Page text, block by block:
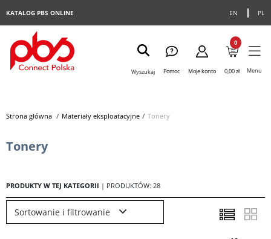
EN PL
KATALOG PBS ONLINE
Wyszukaj Pomoc Moje konto
0
0,00 zł Menu
Strona główna> Materiały eksploatacyjne> Tonery
Tonery
PRODUKTY W TEJ KATEGORII | PRODUKTÓW: 28
Sortowanie i filtrowanie